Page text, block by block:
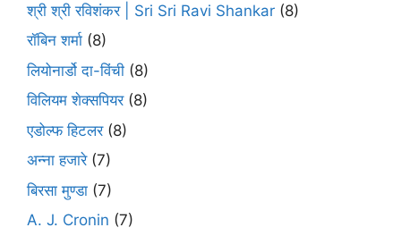
श्री श्री रविशंकर | Sri Sri Ravi Shankar (8)
रॉबिन शर्मा (8)
लियोनार्डो दा-विंची (8)
विलियम शेक्सपियर(8)
एडोल्फ हिटलर(8)
अन्ना हजारे(7)
बिरसा मुण्डा (7)
A. J. Cronin (7)